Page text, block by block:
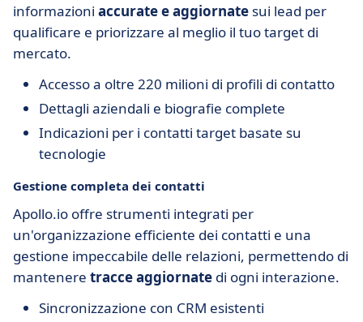
informazioni accurate e aggiornate sui lead per
qualificare e priorizzare al meglio il tuo target di
mercato.
Accesso a oltre 220 milioni di profili di contatto
Dettagli aziendali e biografie complete
Indicazioni per i contatti target basate su
tecnologie
Gestione completa dei contatti
Apollo.io offre strumenti integrati per
un'organizzazione efficiente dei contatti e una
gestione impeccabile delle relazioni, permettendo di
mantenere tracce aggiornate di ogni interazione.
Sincronizzazione con CRM esistenti